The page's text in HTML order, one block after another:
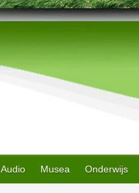
Audio Musea Onderwijs